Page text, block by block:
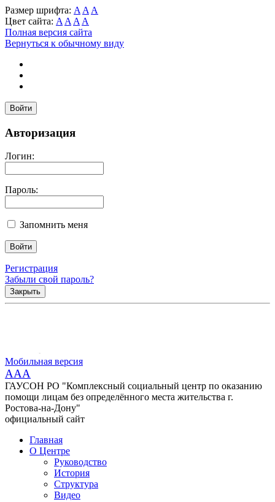
Размер шрифта: A A A
Цвет сайта: A A A A
Полная версия сайта
Вернуться к обычному виду
Войти
Авторизация
Логин:
Пароль:
Запомнить меня
Регистрация
Забыли свой пароль?
Закрыть
Мобильная версия
AAA
ГАУСОН РО "Комплексный социальный центр по оказанию
помощи лицам без определённого места жительства г.
Ростова-на-Дону"
официальный сайт
Главная
О Центре
Руководство
История
Структура
Видео